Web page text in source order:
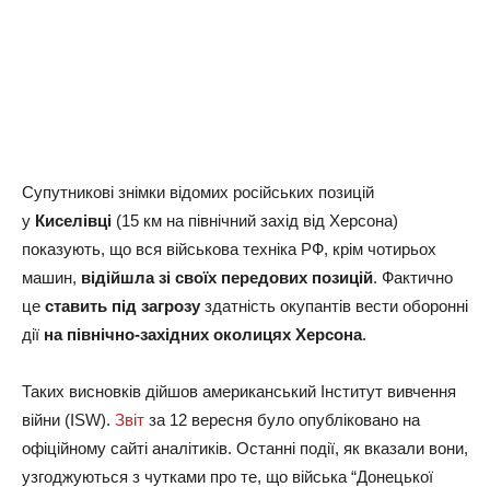
Супутникові знімки відомих російських позицій
у Киселівці (15 км на північний захід від Херсона)
показують, що вся військова техніка РФ, крім чотирьох
машин, відійшла зі своїх передових позицій. Фактично
це ставить під загрозу здатність окупантів вести оборонні
дії на північно-західних околицях Херсона.
Таких висновків дійшов американський Інститут вивчення
війни (ISW). Звіт за 12 вересня було опубліковано на
офіційному сайті аналітиків. Останні події, як вказали вони,
узгоджуються з чутками про те, що війська “Донецької